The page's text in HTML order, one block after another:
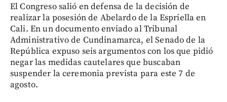
El Congreso salió en defensa de la decisión de
realizar la posesión de Abelardo de la Espriella en
Cali. En un documento enviado al Tribunal
Administrativo de Cundinamarca, el Senado de la
República expuso seis argumentos con los que pidió
negar las medidas cautelares que buscaban
suspender la ceremonia prevista para este 7 de
agosto.